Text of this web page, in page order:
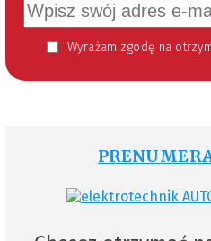
Wyrażam zgodę na otrzymywanie informacji handlowej kierowanej do mnie za pomocą środków komunikacji elektronicznej w szczególności poczty elektronicznej zgodnie z przepisem art. 10 ust 2 ustawy z dnia 18 lipca 2002 roku o świadczeniu usług drogą